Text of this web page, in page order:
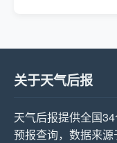
关于天气后报
天气后报提供全国
预报查询，数据来